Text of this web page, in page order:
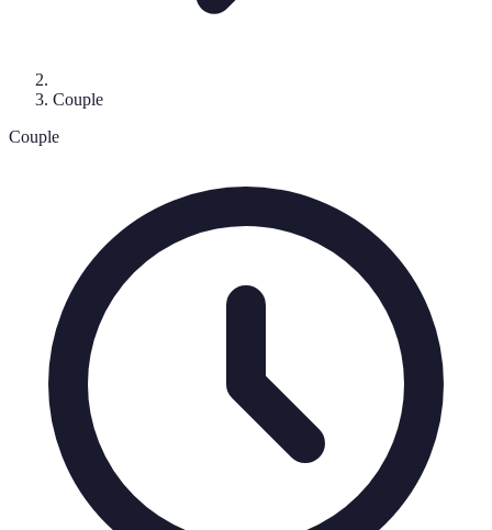
Couple
Couple